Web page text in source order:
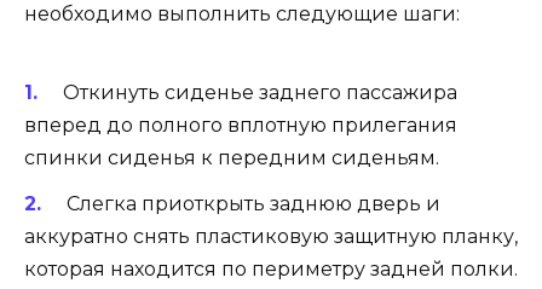
необходимо выполнить следующие шаги:
Откинуть сиденье заднего пассажира
вперед до полного вплотную прилегания
спинки сиденья к передним сиденьям.
Слегка приоткрыть заднюю дверь и
аккуратно снять пластиковую защитную планку,
которая находится по периметру задней полки.